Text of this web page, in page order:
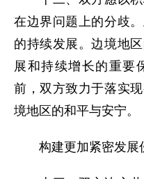
在边界问题上的分歧
的持续发展。边境地
展和持续增长的重要
前，双方致力于落实
境地区的和平与安宁。
构建更加紧密发展